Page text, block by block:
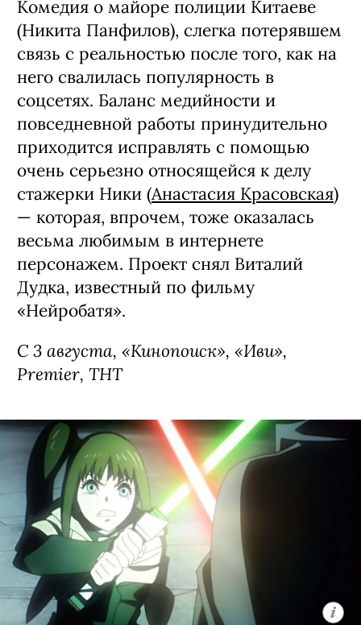
Комедия о майоре полиции Китаеве
(Никита Панфилов), слегка потерявшем
связь с реальностью после того, как на
него свалилась популярность в
соцсетях. Баланс медийности и
повседневной работы принудительно
приходится исправлять с помощью
очень серьезно относящейся к делу
стажерки Ники (Анастасия Красовская)
— которая, впрочем, тоже оказалась
весьма любимым в интернете
персонажем. Проект снял Виталий
Дудка, известный по фильму
«Нейробатя».
С 3 августа, «Кинопоиск», «Иви»,
Premier, ТНТ